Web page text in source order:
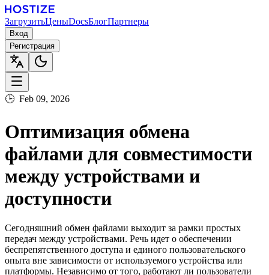
ЗагрузитьЦеныDocsБлогПартнеры
Вход
Регистрация
🕒 Feb 09, 2026
Оптимизация обмена
файлами для совместимости
между устройствами и
доступности
Сегодняшний обмен файлами выходит за рамки простых
передач между устройствами. Речь идет о обеспечении
беспрепятственного доступа и единого пользовательского
опыта вне зависимости от используемого устройства или
платформы. Независимо от того, работают ли пользователи